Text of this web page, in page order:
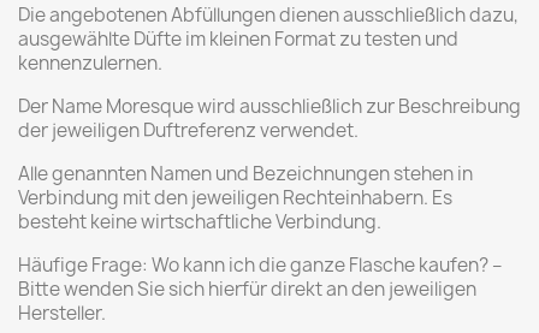
Die angebotenen Abfüllungen dienen ausschließlich dazu,
ausgewählte Düfte im kleinen Format zu testen und
kennenzulernen.
Der Name Moresque wird ausschließlich zur Beschreibung
der jeweiligen Duftreferenz verwendet.
Alle genannten Namen und Bezeichnungen stehen in
Verbindung mit den jeweiligen Rechteinhabern. Es
besteht keine wirtschaftliche Verbindung.
Häufige Frage: Wo kann ich die ganze Flasche kaufen? –
Bitte wenden Sie sich hierfür direkt an den jeweiligen
Hersteller.